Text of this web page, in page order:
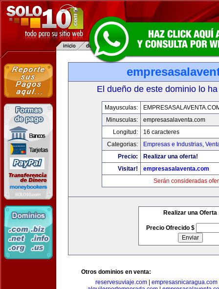
El dueño de este dominio lo
Mayusculas:
Minusculas:
empresasalaventa.com
Longitud:
16 caracteres
Categorias:
Empresas e Industrias,
Precio:
Realizar una oferta!
Visitar!
empresasalaventa.com
Serán consideradas
Realizar una Oferta
Precio Ofrecido $
Otros dominios en venta:
reservesuviaje.com| empresasnicaragua.com